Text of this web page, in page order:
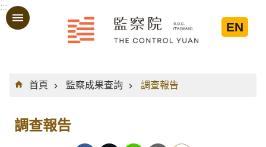
跳到主要內容區塊
:::
EN
:::
首頁
監察成果查詢 調查報告
調查報告